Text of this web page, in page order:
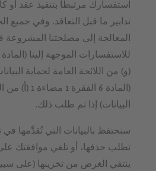
استفسارك مرتبطًا بتنفيذ عقد أو
تدابير ما قبل التعاقد. وفي جميع
المعالجة إلى مصلحتنا المشروعة
(و) من اللائحة العامة لحماية
(المادة 6
البيانات) إذا تم طلب ذلك.
سنحتفظ بالبيانات التي تُقدِّمها في
تطلب حذفها، أو تلغي موافقتك على
ينتفي الغرض من تخزينها (على